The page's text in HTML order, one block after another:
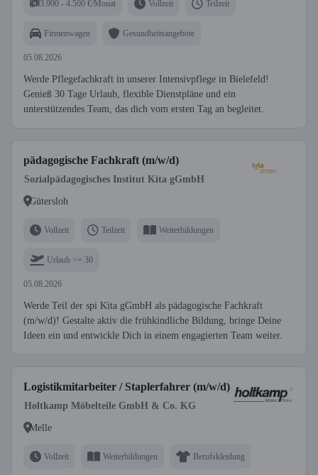
3.900 - 4.500 €/Monat Vollzeit Teilzeit
Firmenwagen Gesundheitsangebote
05.08.2026
Werde Pflegefachkraft in unserer Intensivpflege in Bielefeld!
Genieß 30 Tage Urlaub, flexible Dienstpläne und ein
unterstützendes Team, das dich vom ersten Tag an begleitet.
pädagogische Fachkraft (m/w/d)
Sozialpädagogisches Institut Kita gGmbH
Gütersloh
Vollzeit Teilzeit Weiterbildungen
Urlaub >= 30
05.08.2026
Werde Teil der spi Kita gGmbH als pädagogische Fachkraft
(m/w/d)! Gestalte aktiv die frühkindliche Bildung, bringe Deine
Ideen ein und entwickle Dich in einem engagierten Team weiter.
Logistikmitarbeiter / Staplerfahrer (m/w/d)
Holtkamp Möbelteile GmbH & Co. KG
Melle
Vollzeit Weiterbildungen Berufskleidung